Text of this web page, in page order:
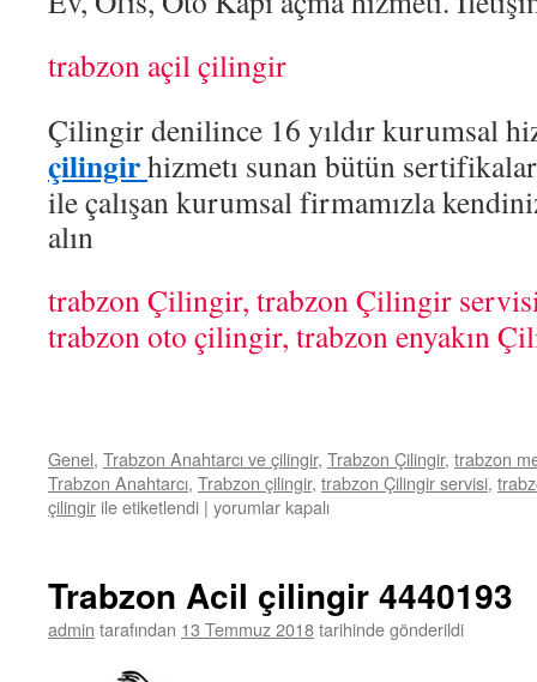
trabzon açil çilingir
Çilingir denilince 16 yıldır kurumsal
çilingirhizmetı sunan bütün
ile çalışan kurumsal firmamızla
alın
trabzon Çilingir, trabzon Çilingir
trabzon oto çilingir, trabzon enyakın
Genel, Trabzon Anahtarcı ve çilingir, Trabzon Çilingir, trabzon
Trabzon Anahtarcı, Trabzon çilingir, trabzon Çilingir servisi,
çilingir ile etiketlendi | Trabzon
yorumlar kapalı
Trabzon Acil çilingir 4440193
admin tarafından 13 Temmuz 2018tarihinde gönderildi